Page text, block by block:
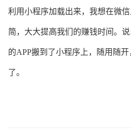
利用小程序加载出来，我想在微
简，大大提高我们的赚钱时间。
的APP搬到了小程序上，随用随
了。